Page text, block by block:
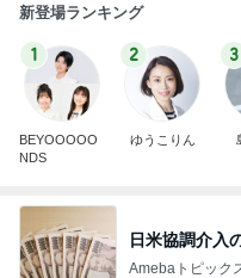
新登場ランキング
1
BEYOOOOO
NDS
2
ゆうこりん
3
日米協調介入
Amebaトピック